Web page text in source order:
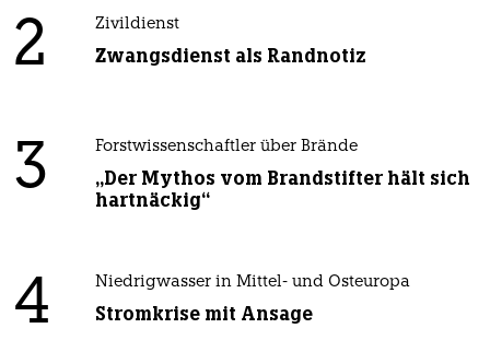
2 Zivildienst
Zwangsdienst als Randnotiz
3 Forstwissenschaftler über Brände
„Der Mythos vom Brandstifter hält sich
hartnäckig“
4 Niedrigwasser in Mittel- und Osteuropa
Stromkrise mit Ansage